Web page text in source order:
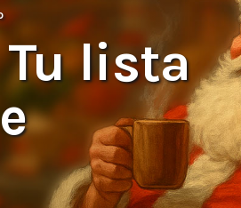
lista